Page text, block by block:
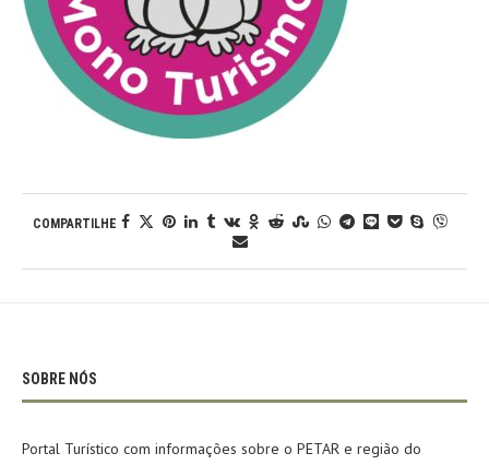
COMPARTILHE
SOBRE NÓS
Portal Turístico com informações sobre o PETAR e região do